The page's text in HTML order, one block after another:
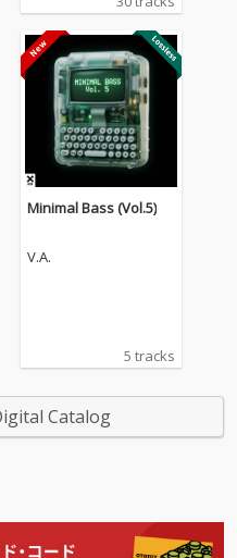
Minimal Bass (Vol.5)
V.A.
5 tracks
Catalog